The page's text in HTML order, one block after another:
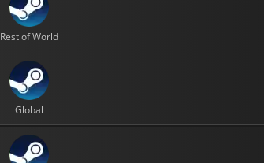
Rest of World
Global